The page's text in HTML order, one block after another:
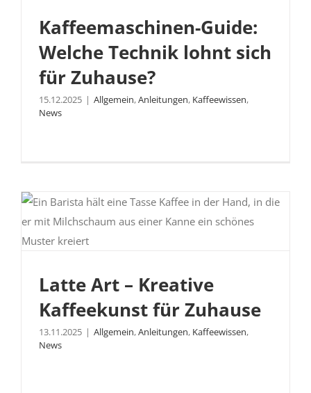
Kaffeemaschinen-Guide: Welche Technik
lohnt sich für Zuhause?
Kaffeemaschinen-Guide:
Welche Technik lohnt sich
für Zuhause?
15.12.2025 | Allgemein,Anleitungen, Kaffeewissen,
News
Latte Art – Kreative Kaffeekunst für
Zuhause
Latte Art – Kreative
Kaffeekunst für Zuhause
13.11.2025 | Allgemein,Anleitungen, Kaffeewissen,
News